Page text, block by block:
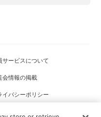
サービスについて
会情報の掲載
イバシーポリシー